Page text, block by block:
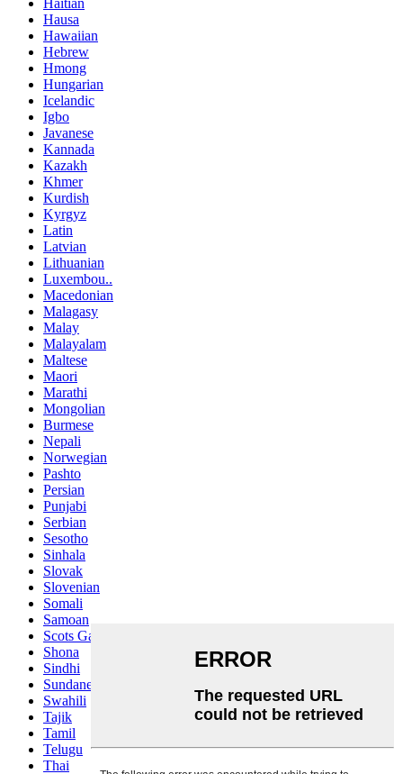
Haitian
Hausa
Hawaiian
Hebrew
Hmong
Hungarian
Icelandic
Igbo
Javanese
Kannada
Kazakh
Khmer
Kurdish
Kyrgyz
Latin
Latvian
Lithuanian
Luxembou..
Macedonian
Malagasy
Malay
Malayalam
Maltese
Maori
Marathi
Mongolian
Burmese
Nepali
Norwegian
Pashto
Persian
Punjabi
Serbian
Sesotho
Sinhala
Slovak
Slovenian
Somali
Samoan
Scots Gaelic
Shona
Sindhi
Sundanese
Swahili
Tajik
Tamil
Telugu
Thai